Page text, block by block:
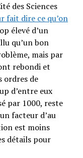
des Sciences
fait dire ce qu’on
élevé d’un
qu’un bon
mais par
rebondi et
ordres de
d’entre eux
par 1000, reste
facteur d’au
est moins
détails pour